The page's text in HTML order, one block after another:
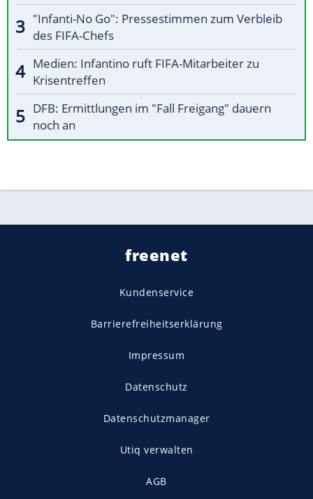
"Infanti-No Go": Pressestimmen zum Verbleib
des FIFA-Chefs
Medien: Infantino ruft FIFA-Mitarbeiter zu
Krisentreffen
DFB: Ermittlungen im "Fall Freigang" dauern
noch an
freenet
Kundenservice
Barrierefreiheitserklärung
Impressum
Datenschutz
Datenschutzmanager
Utiq verwalten
AGB